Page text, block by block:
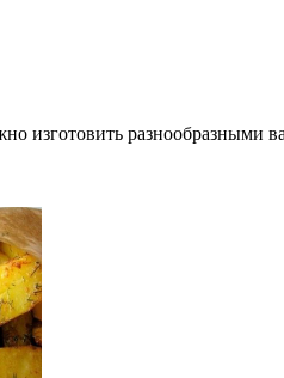
разнообразными